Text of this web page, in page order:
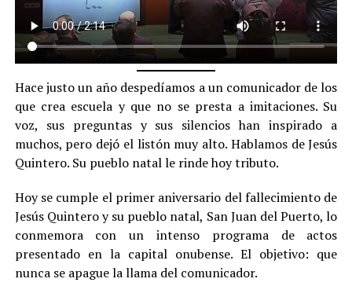
Hace justo un año despedíamos a un comunicador de los
que crea escuela y que no se presta a imitaciones. Su
voz, sus preguntas y sus silencios han inspirado a
muchos, pero dejó el listón muy alto. Hablamos de Jesús
Quintero. Su pueblo natal le rinde hoy tributo.
Hoy se cumple el primer aniversario del fallecimiento de
Jesús Quintero y su pueblo natal, San Juan del Puerto, lo
conmemora con un intenso programa de actos
presentado en la capital onubense. El objetivo: que
nunca se apague la llama del comunicador.